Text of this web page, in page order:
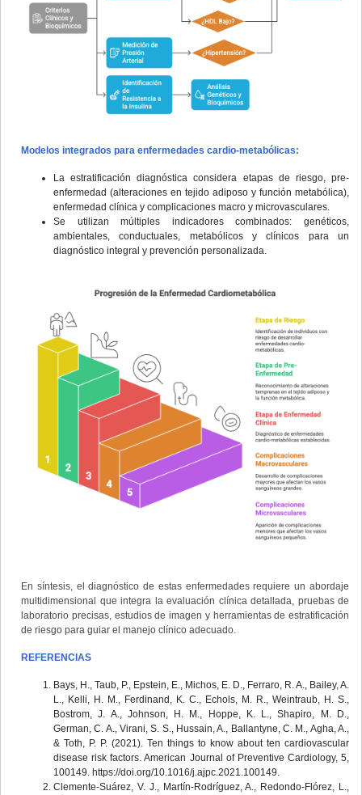
Modelos integrados para enfermedades cardio-metabólicas:
La estratificación diagnóstica considera etapas de riesgo, pre-
enfermedad (alteraciones en tejido adiposo y función metabólica),
enfermedad clínica y complicaciones macro y microvasculares.
Se utilizan múltiples indicadores combinados: genéticos,
ambientales, conductuales, metabólicos y clínicos para un
diagnóstico integral y prevención personalizada.
En síntesis, el diagnóstico de estas enfermedades requiere un abordaje
multidimensional que integra la evaluación clínica detallada, pruebas de
laboratorio precisas, estudios de imagen y herramientas de estratificación
de riesgo para guiar el manejo clínico adecuado.
REFERENCIAS
Bays, H., Taub, P., Epstein, E., Michos, E. D., Ferraro, R. A., Bailey, A.
L., Kelli, H. M., Ferdinand, K. C., Echols, M. R., Weintraub, H. S.,
Bostrom, J. A., Johnson, H. M., Hoppe, K. L., Shapiro, M. D.,
German, C. A., Virani, S. S., Hussain, A., Ballantyne, C. M., Agha, A.,
& Toth, P. P. (2021). Ten things to know about ten cardiovascular
disease risk factors. American Journal of Preventive Cardiology, 5,
100149. https://doi.org/10.1016/j.ajpc.2021.100149.
Clemente-Suárez, V. J., Martín-Rodríguez, A., Redondo-Flórez, L.,